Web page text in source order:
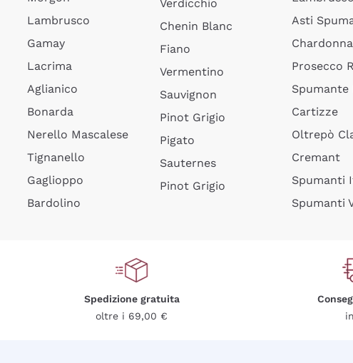
Lambrusco
Gamay
Lacrima
Aglianico
Bonarda
Nerello Mascalese
Tignanello
Gaglioppo
Bardolino
Verdicchio
Chenin Blanc
Fiano
Vermentino
Sauvignon
Pinot Grigio
Pigato
Sauternes
Pinot Grigio
Asti
Prosecco
Spumante
Cartizze
Oltrepò
Cremant
Spumanti
Spumanti
Spedizione gratuita
oltre i 69,00 €